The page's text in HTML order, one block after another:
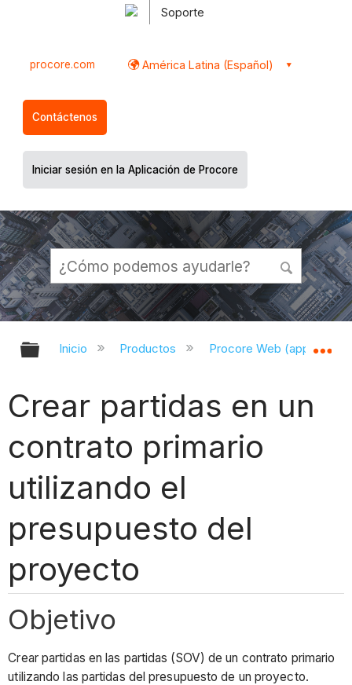
Soporte
procore.com América Latina (Español)
Contáctenos
Iniciar sesión en la Aplicación de Procore
Expandir/contraer jerarquía global
Inicio Productos Procore Web
Crear partidas en un
contrato primario
utilizando el
presupuesto del
proyecto
Objetivo
Crear partidas en las partidas (SOV) de un contrato primario
utilizando las partidas del presupuesto de un proyecto.